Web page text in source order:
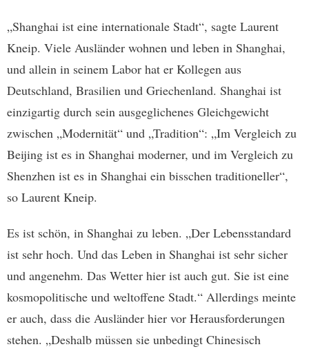
„Shanghai ist eine internationale Stadt“, sagte Laurent
Kneip. Viele Ausländer wohnen und leben in Shanghai,
und allein in seinem Labor hat er Kollegen aus
Deutschland, Brasilien und Griechenland. Shanghai ist
einzigartig durch sein ausgeglichenes Gleichgewicht
zwischen „Modernität“ und „Tradition“: „Im Vergleich zu
Beijing ist es in Shanghai moderner, und im Vergleich zu
Shenzhen ist es in Shanghai ein bisschen traditioneller“,
so Laurent Kneip.
Es ist schön, in Shanghai zu leben. „Der Lebensstandard
ist sehr hoch. Und das Leben in Shanghai ist sehr sicher
und angenehm. Das Wetter hier ist auch gut. Sie ist eine
kosmopolitische und weltoffene Stadt.“ Allerdings meinte
er auch, dass die Ausländer hier vor Herausforderungen
stehen. „Deshalb müssen sie unbedingt Chinesisch